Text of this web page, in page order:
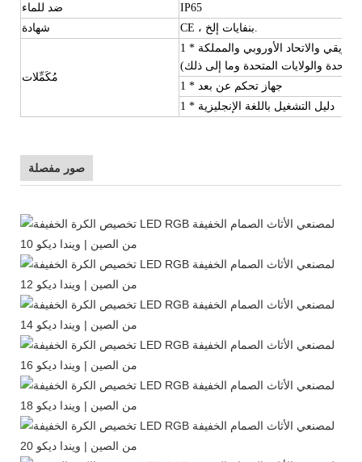
ضد للماء
IP65
شهادة
مُكَمِّلات
1 * محول (تختلف المقابس في دولة مختلفة مثل الاتحاد الأفريقي والاتحاد الأوروبي والمملكة
المتحدة والولايات المتحدة وما إلى ذلك)
1 * جهاز تحكم عن بعد
1 * دليل التشغيل باللغة الإنجليزية
صور مفصلة